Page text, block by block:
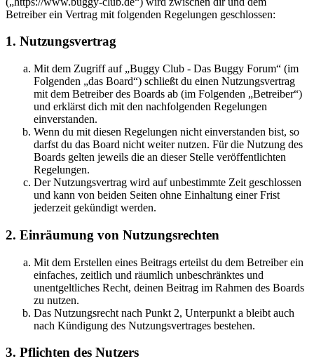
Betreiber ein Vertrag mit folgenden Regelungen geschlossen:
1. Nutzungsvertrag
Mit dem Zugriff auf „Buggy Club - Das Buggy Forum“ (im
Folgenden „das Board“) schließt du einen Nutzungsvertrag
mit dem Betreiber des Boards ab (im Folgenden „Betreiber“)
und erklärst dich mit den nachfolgenden Regelungen
einverstanden.
Wenn du mit diesen Regelungen nicht einverstanden bist, so
darfst du das Board nicht weiter nutzen. Für die Nutzung des
Boards gelten jeweils die an dieser Stelle veröffentlichten
Regelungen.
Der Nutzungsvertrag wird auf unbestimmte Zeit geschlossen
und kann von beiden Seiten ohne Einhaltung einer Frist
jederzeit gekündigt werden.
2. Einräumung von Nutzungsrechten
Mit dem Erstellen eines Beitrags erteilst du dem Betreiber ein
einfaches, zeitlich und räumlich unbeschränktes und
unentgeltliches Recht, deinen Beitrag im Rahmen des Boards
zu nutzen.
Das Nutzungsrecht nach Punkt 2, Unterpunkt a bleibt auch
nach Kündigung des Nutzungsvertrages bestehen.
3. Pflichten des Nutzers